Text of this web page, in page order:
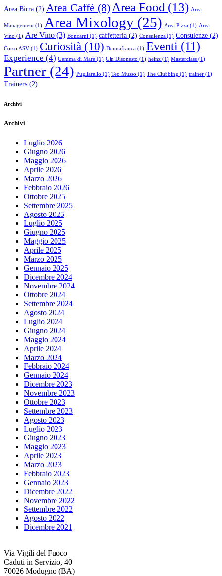
Area Birra (2) Area Caffè (8)Area Food (13) Area
Management (1) Area Mixology (25) Area Pizza (1) Area
Vino (1) Are Vino (3) Boncarni (1) caffetteria (2) Consulenza (1) Consulenze (2)
Corso ASV (1) Curiosità (10) Donnafranca (1) Eventi (11)
Experience (4) Gemma di Mare (1) Gin Disonesto (1) heinz (1) Masterclass (1)
Partner (24) Pugliarello (1) Teo Musso (1) The Clubbing (1) trainer (1)
Trainers (2)
Archivi
Archivi
Luglio 2026
Giugno 2026
Maggio 2026
Aprile 2026
Marzo 2026
Febbraio 2026
Ottobre 2025
Settembre 2025
Agosto 2025
Luglio 2025
Giugno 2025
Maggio 2025
Aprile 2025
Marzo 2025
Gennaio 2025
Dicembre 2024
Novembre 2024
Ottobre 2024
Settembre 2024
Agosto 2024
Luglio 2024
Giugno 2024
Maggio 2024
Aprile 2024
Marzo 2024
Febbraio 2024
Gennaio 2024
Dicembre 2023
Novembre 2023
Ottobre 2023
Settembre 2023
Agosto 2023
Luglio 2023
Giugno 2023
Maggio 2023
Aprile 2023
Marzo 2023
Febbraio 2023
Gennaio 2023
Dicembre 2022
Novembre 2022
Settembre 2022
Agosto 2022
Dicembre 2021
Via Vigili del Fuoco
Caduti in Servizio, 40
70026 Modugno (BA)